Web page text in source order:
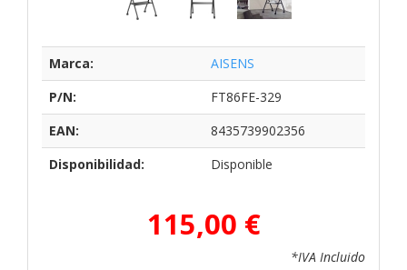
Marca:
AISENS
P/N:
FT86FE-329
EAN:
8435739902356
Disponibilidad:
Disponible
115,00 €
*IVA Incluido